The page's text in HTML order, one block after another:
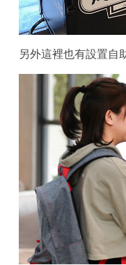
另外這裡也有設置自